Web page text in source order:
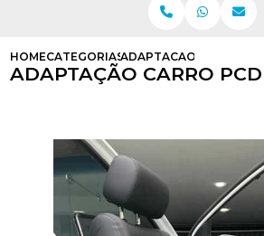
HOMECATEGORIASADAPTACAO CARRO PCD
ADAPTAÇÃO CARRO PCD